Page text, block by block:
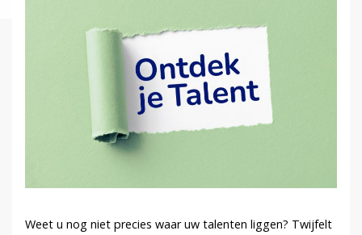
Weet u nog niet precies waar uw talenten liggen? Twijfelt